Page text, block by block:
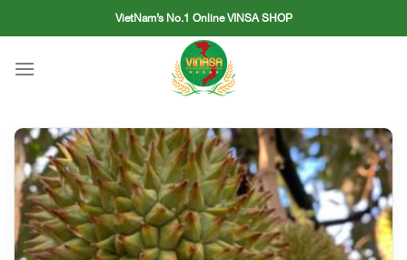
to
VietNam’s No.1 Online VINSA SHOP